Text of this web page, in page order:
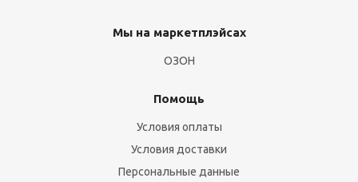
Мы на маркетплэйсах
ОЗОН
Помощь
Условия оплаты
Условия доставки
Персональные данные